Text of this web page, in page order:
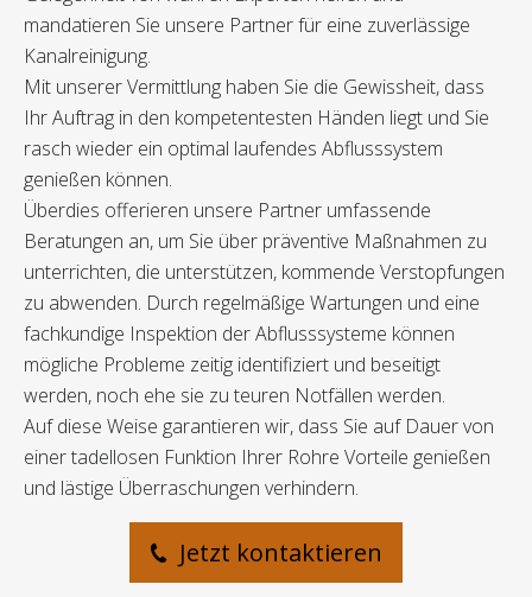
mandatieren Sie unsere Partner für eine zuverlässige
Kanalreinigung.
Mit unserer Vermittlung haben Sie die Gewissheit, dass
Ihr Auftrag in den kompetentesten Händen liegt und Sie
rasch wieder ein optimal laufendes Abflusssystem
genießen können.
Überdies offerieren unsere Partner umfassende
Beratungen an, um Sie über präventive Maßnahmen zu
unterrichten, die unterstützen, kommende Verstopfungen
zu abwenden. Durch regelmäßige Wartungen und eine
fachkundige Inspektion der Abflusssysteme können
mögliche Probleme zeitig identifiziert und beseitigt
werden, noch ehe sie zu teuren Notfällen werden.
Auf diese Weise garantieren wir, dass Sie auf Dauer von
einer tadellosen Funktion Ihrer Rohre Vorteile genießen
und lästige Überraschungen verhindern.
Jetzt kontaktieren